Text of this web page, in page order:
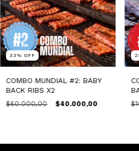
33 % OFF
COMBO MUNDIAL #2: BABY
BACK RIBS X2
$60.000,00 $40.000,00